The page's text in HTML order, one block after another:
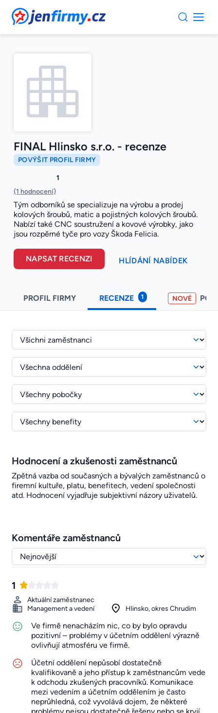
JenFirmy.cz
FINAL Hlinsko s.r.o. - recenze
POVÝŠIT PROFIL FIRMY
1
(1 hodnocení)
Tým odborníků se specializuje na výrobu a prodej
kolových šroubů, matic a pojistných kolových šroubů.
Nabízí také CNC soustružení a kovové výrobky, jako
jsou rozpěrné tyče pro vozy Škoda Felicia.
NAPSAT RECENZI HLÍDÁNÍ NABÍDEK
PROFIL FIRMY RECENZE 1 NOVÉ
Hodnocení a zkušenosti zaměstnanců
Zpětná vazba od současných a bývalých zaměstnanců o
firemní kultuře, platu, benefitech, vedení společnosti
atd. Hodnocení vyjadřuje subjektivní názory uživatelů.
Komentáře zaměstnanců
1
Aktuální zaměstnanec
Management a vedení
Hlinsko, okres Chrudim
Ve firmě nenacházím nic, co by bylo opravdu
pozitivní – problémy v účetním oddělení výrazně
ovlivňují atmosféru ve firmě.
Účetní oddělení nepůsobí dostatečně
kvalifikovaně a jeho přístup k zaměstnancům vede
k odchodu zkušených pracovníků. Komunikace
mezi vedením a účetním oddělením je často
neprůhledná, což vyvolává dojem, že některé